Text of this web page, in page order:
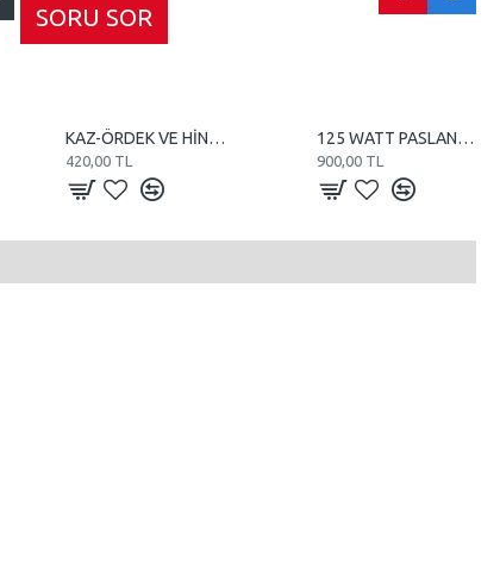
SORU SOR
KAZ-ÖRDEK VE HİNDİ KULUÇKA MAKİNE TEREĞİ
420,00 TL
125 WATT PASLANMAZ TUBE REZİSTANS
900,00 TL